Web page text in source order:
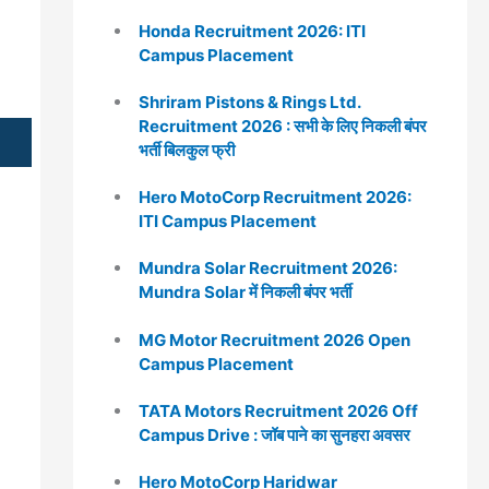
Honda Recruitment 2026: ITI
Campus Placement
Shriram Pistons & Rings Ltd.
Recruitment 2026 : सभी के लिए निकली बंपर
भर्ती बिलकुल फ्री
Hero MotoCorp Recruitment 2026:
ITI Campus Placement
Mundra Solar Recruitment 2026:
Mundra Solar में निकली बंपर भर्ती
MG Motor Recruitment 2026 Open
Campus Placement
TATA Motors Recruitment 2026 Off
Campus Drive : जॉब पाने का सुनहरा अवसर
Hero MotoCorp Haridwar